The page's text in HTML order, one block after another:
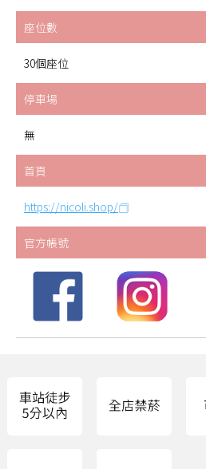
座位數
30個座位
停車場
無
首頁
https://nicoli.shop/
官方帳號